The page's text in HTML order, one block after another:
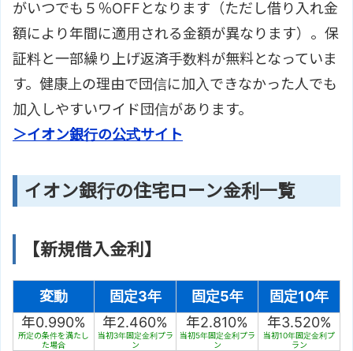
がいつでも５％OFFとなります（ただし借り入れ金
額により年間に適用される金額が異なります）。保
証料と一部繰り上げ返済手数料が無料となっていま
す。健康上の理由で団信に加入できなかった人でも
加入しやすいワイド団信があります。
＞イオン銀行の公式サイト
イオン銀行の住宅ローン金利一覧
【新規借入金利】
変動 固定3年 固定5年
固定10年
年0.990%
所定の条件を満たし
た場合
年2.460%
当初3年固定金利プラ
ン
年2.810%
当初5年固定金利プラ
ン
年3.520%
当初10年固定金利プ
ラン